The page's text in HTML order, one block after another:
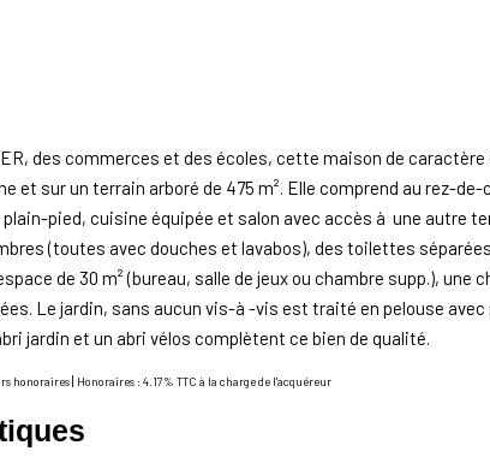
des commerces et des écoles, cette maison de caractère
et sur un terrain arboré de 475 m². Elle comprend au rez-de-
pied, cuisine équipée et salon avec accès à une autre
(toutes avec douches et lavabos), des toilettes
de 30 m² (bureau, salle de jeux ou chambre supp.), une
Le jardin, sans aucun vis-à -vis est traité en pelouse
jardin et un abri vélos complètent ce bien de qualité.
honoraires| Honoraires : 4.17% TTC à la charge de l'acquéreur